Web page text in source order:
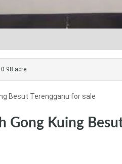
0.98 acre
Besut Terengganu for sale
Gong Kuing